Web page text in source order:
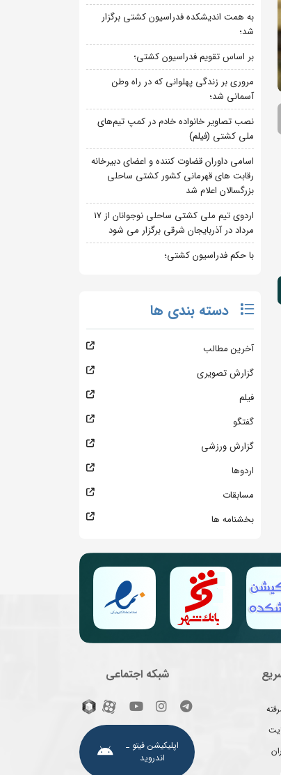
به همت اندیشکده فدراسیون کشتی برگزار
شد؛
بر اساس تقویم فدراسیون کشتی؛
مروری بر زندگی پهلوانی که در راه وطن
آسمانی شد؛
نصب تصاویر خانواده خادم در کمپ تیم‌های
ملی کشتی (فیلم)
اسامی داوران قضاوت کننده و اعضای دبیرخانه
رقابت های قهرمانی کشور کشتی ساحلی
بزرگسالان اعلام شد
اردوی تیم ملی کشتی ساحلی نوجوانان از 17
مرداد در آذربایجان شرقی برگزار می شود
با حکم فدراسیون کشتی؛
دسته بندی ها
آخرین مطالب
گزارش تصویری
فیلم
گفتگو
گزارش ورزشی
اردوها
مسابقات
بخشنامه ها
شبکه اجتماعی
اپلیکیشن فیتو ـ
اندروید